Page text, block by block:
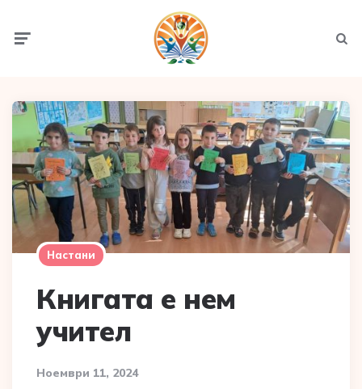
Настани
Книгата е нем
учител
Ноември 11, 2024